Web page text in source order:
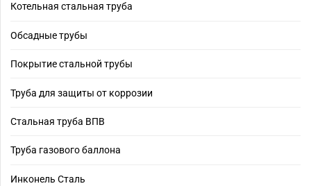
Котельная стальная труба
Обсадные трубы
Покрытие стальной трубы
Труба для защиты от коррозии
Стальная труба ВПВ
Труба газового баллона
Инконель Сталь